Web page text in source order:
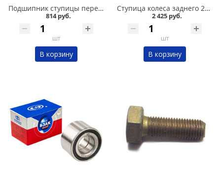
Подшипник ступицы передний 2108-015, БЗАК в Омске
814 руб.
шт
В корзину
Ступица колеса заднего 2108 в сборе в Омске
2 425 руб.
шт
В корзину